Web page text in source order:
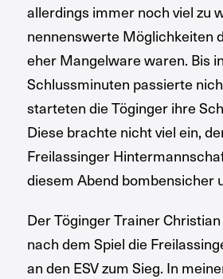
allerdings immer noch viel zu
nennenswerte Möglichkeiten
eher Mangelware waren. Bis
Schlussminuten passierte
starteten die Töginger ihre
Diese brachte nicht viel ein,
Freilassinger
diesem Abend bombensicher
Der Töginger Trainer
nach dem Spiel die
an den ESV zum Sieg. In